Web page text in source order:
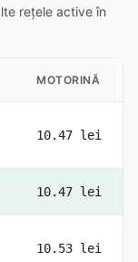
rețele active în
MOTORINĂ
10.47 lei
10.47 lei
10.53 lei